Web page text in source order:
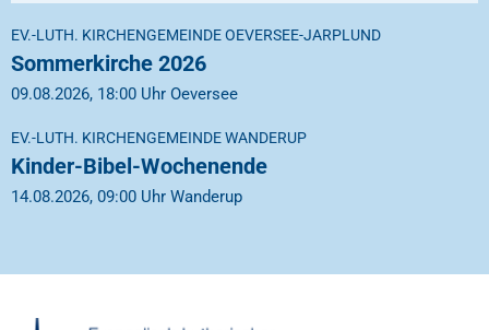
EV.-LUTH. KIRCHENGEMEINDE OEVERSEE-JARPLUND
Sommerkirche 2026
09.08.2026, 18:00 Uhr Oeversee
EV.-LUTH. KIRCHENGEMEINDE WANDERUP
Kinder-Bibel-Wochenende
14.08.2026, 09:00 Uhr Wanderup